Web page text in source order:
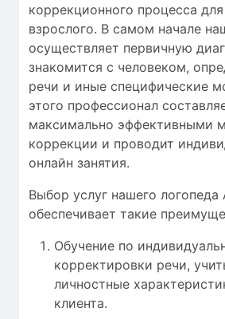
коррекционного процесса для
взрослого. В самом начале
осуществляет первичную
знакомится с человеком,
речи и иные специфические
этого профессионал
максимально эффективными
коррекции и проводит
онлайн занятия.
Выбор услуг нашего логопеда
обеспечивает такие
Обучение по
корректировки речи,
личностные
клиента.